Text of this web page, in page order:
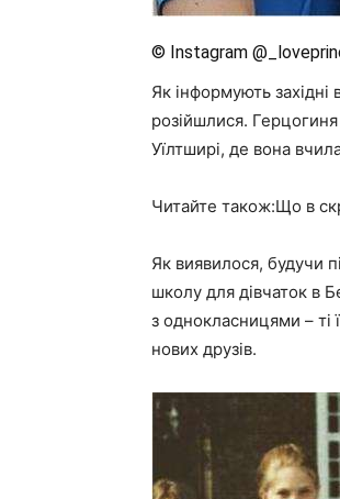
© Instagram
Як інформують західні
розійшлися.
Уїлтширі, де вона
Читайте також:Що в
Як виявилося, будучи
школу для дівчаток в
з однокласницями –
нових друзів.